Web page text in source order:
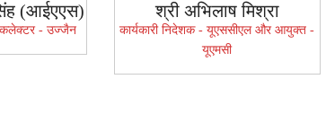
(आईएएस)
कलेक्टर - उज्जैन
श्री अभिलाष मिश्रा
कार्यकारी निदेशक - यूएससीएल और आयुक्त -
यूएमसी